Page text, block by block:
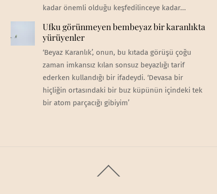
kadar önemli olduğu keşfedilinceye kadar...
Ufku görünmeyen bembeyaz bir karanlıkta
yürüyenler
‘Beyaz Karanlık’, onun, bu kıtada görüşü çoğu
zaman imkansız kılan sonsuz beyazlığı tarif
ederken kullandığı bir ifadeydi. ‘Devasa bir
hiçliğin ortasındaki bir buz küpünün içindeki tek
bir atom parçacığı gibiyim’
To